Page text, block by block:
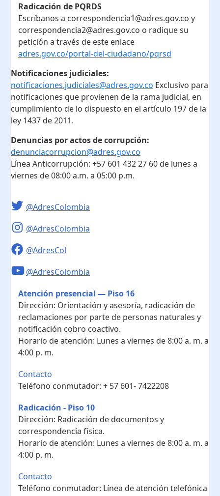
Radicación de PQRDS
Escríbanos a correspondencia1@adres.gov.co y
correspondencia2@adres.gov.co o radique su
petición a través de este enlace
adres.gov.co/portal-del-ciudadano/pqrsd
Notificaciones judiciales:
notificaciones.judiciales@adres.gov.co Exclusivo para
notificaciones que provienen de la rama judicial, en
cumplimiento de lo dispuesto en el artículo 197 de la
ley 1437 de 2011.
Denuncias por actos de corrupción:
denunciacorrupcion@adres.gov.co
Línea Anticorrupción: +57 601 432 27 60 de lunes a
viernes de 08:00 a.m. a 05:00 p.m.
@AdresColombia
@AdresColombia
@AdresCol
@AdresColombia
Atención presencial — Piso 16
Dirección: Orientación y asesoría, radicación de
reclamaciones por parte de personas naturales y
notificación cobro coactivo.
Horario de atención: Lunes a viernes de 8:00 a. m. a
4:00 p. m.
Contacto
Teléfono conmutador: + 57 601- 7422208
Radicación - Piso 10
Dirección: Radicación de documentos y
correspondencia física.
Horario de atención: Lunes a viernes de 8:00 a. m. a
4:00 p. m.
Contacto
Teléfono conmutador: Línea de atención telefónica